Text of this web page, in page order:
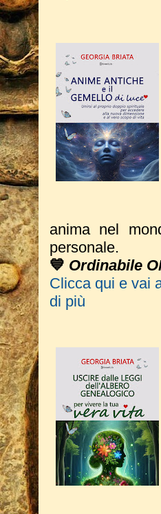
anima nel
personale.
💙 Ordinabile
Clicca qui e vai
di più